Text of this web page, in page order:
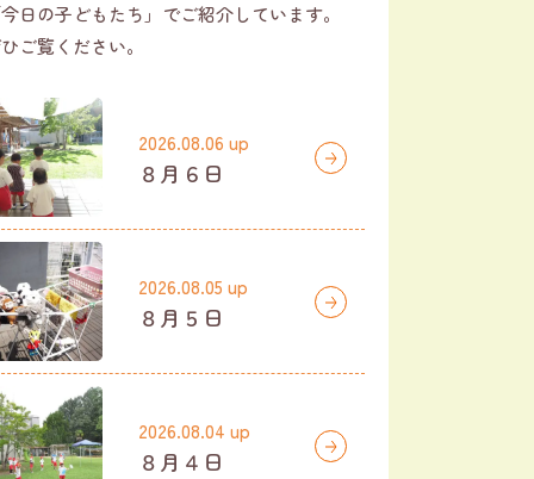
今日の子どもたち」でご紹介しています。
ご覧ください。
2026.08.06 up
８月６日
2026.08.05 up
８月５日
2026.08.04 up
８月４日